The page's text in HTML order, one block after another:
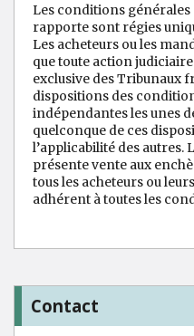
Les conditions générales
rapporte sont régies
Les acheteurs ou les
que toute action
exclusive des Tribunaux
dispositions des
indépendantes les unes
quelconque de ces
l’applicabilité des autres.
présente vente aux
tous les acheteurs ou
adhérent à toutes les
Contact